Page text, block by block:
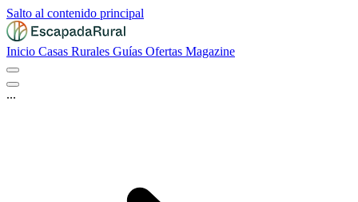
Salto al contenido principal
Inicio Casas Rurales Guías Ofertas Magazine
...